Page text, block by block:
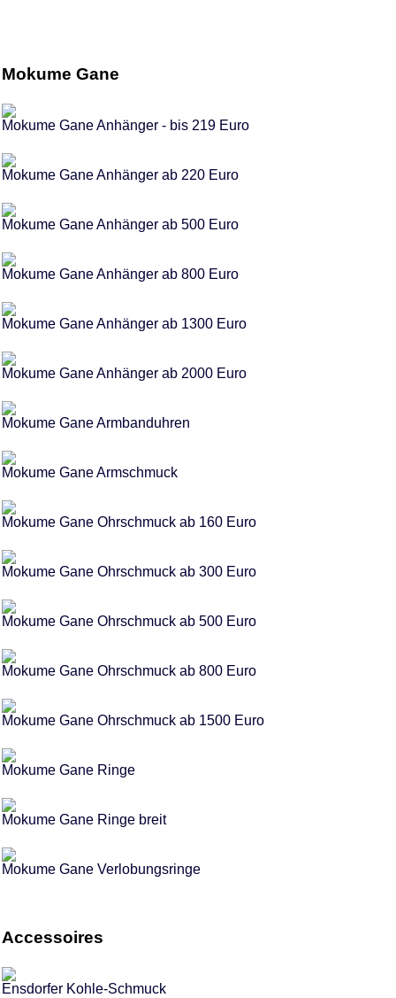
Mokume Gane
Mokume Gane Anhänger - bis 219 Euro
Mokume Gane Anhänger ab 220 Euro
Mokume Gane Anhänger ab 500 Euro
Mokume Gane Anhänger ab 800 Euro
Mokume Gane Anhänger ab 1300 Euro
Mokume Gane Anhänger ab 2000 Euro
Mokume Gane Armbanduhren
Mokume Gane Armschmuck
Mokume Gane Ohrschmuck ab 160 Euro
Mokume Gane Ohrschmuck ab 300 Euro
Mokume Gane Ohrschmuck ab 500 Euro
Mokume Gane Ohrschmuck ab 800 Euro
Mokume Gane Ohrschmuck ab 1500 Euro
Mokume Gane Ringe
Mokume Gane Ringe breit
Mokume Gane Verlobungsringe
Accessoires
Ensdorfer Kohle-Schmuck